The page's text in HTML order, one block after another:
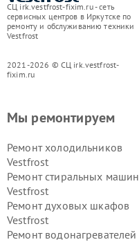
СЦ irk.vestfrost-fixim.ru - сеть
сервисных центров в Иркутске по
ремонту и обслуживанию техники
Vestfrost
2021-2026 © СЦ irk.vestfrost-
fixim.ru
Мы ремонтируем
Ремонт холодильников
Vestfrost
Ремонт стиральных машин
Vestfrost
Ремонт духовых шкафов
Vestfrost
Ремонт водонагревателей